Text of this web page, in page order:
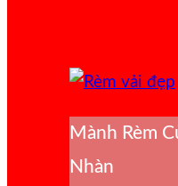
Mành Rèm
Nhàn